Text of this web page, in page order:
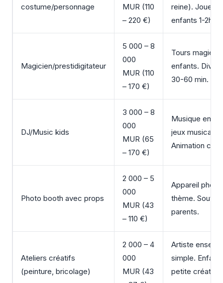
costume/personnage
MUR (110
– 220 €)
reine). Joue
enfants 1-2h.
Magicien/prestidigitateur
5 000 – 8
000
MUR (110
– 170 €)
Tours magie
enfants.
30-60 min.
DJ/Music kids
3 000 – 8
000
MUR (65
– 170 €)
Musique
jeux musicaux.
Animation
Photo booth avec props
2 000 – 5
000
MUR (43
– 110 €)
Appareil
thème.
parents.
Ateliers créatifs
(peinture, bricolage)
2 000 – 4
000
MUR (43
Artiste
simple.
petite création